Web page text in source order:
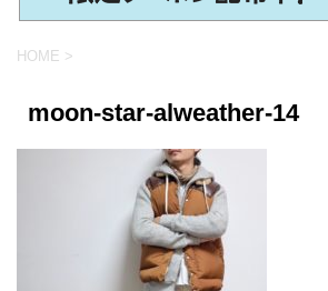
HOME >
moon-star-alweather-14